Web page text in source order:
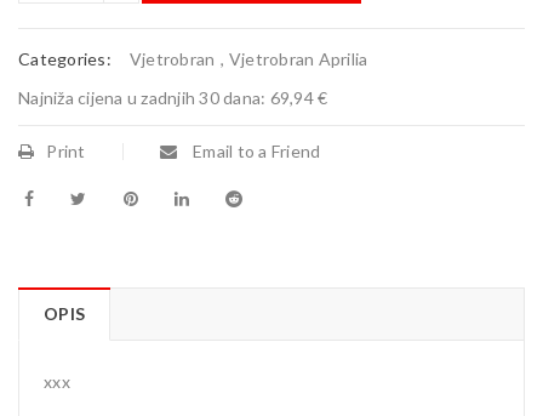
Categories: Vjetrobran , Vjetrobran Aprilia
Najniža cijena u zadnjih 30 dana: 69,94 €
Print Email to a Friend
OPIS
xxx